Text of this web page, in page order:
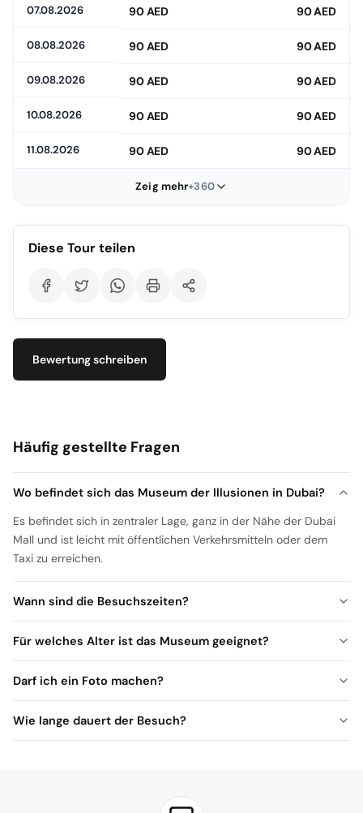
Bei Tickets, die Sie mit der Dubai Hayalim Garantie
Bestätigungen und Kundenzufriedenheit immer im
Vordergrund.
Sie jederzeit Fragen stellen und schnell Informationen zu Ihrer
07.08.2026 90 AED 90 AED
08.08.2026 90 AED 90 AED
09.08.2026 90 AED 90 AED
10.08.2026 90 AED 90 AED
11.08.2026 90 AED 90 AED
Zeig mehr+360
Diese Tour teilen
Bewertung schreiben
Häufig gestellte Fragen
Wo befindet sich das Museum der Illusionen in Dubai?
Es befindet sich in zentraler Lage, ganz in der Nähe der Dubai
Mall und ist leicht mit öffentlichen Verkehrsmitteln oder dem
Taxi zu erreichen.
Wann sind die Besuchszeiten?
Für welches Alter ist das Museum geeignet?
Darf ich ein Foto machen?
Wie lange dauert der Besuch?